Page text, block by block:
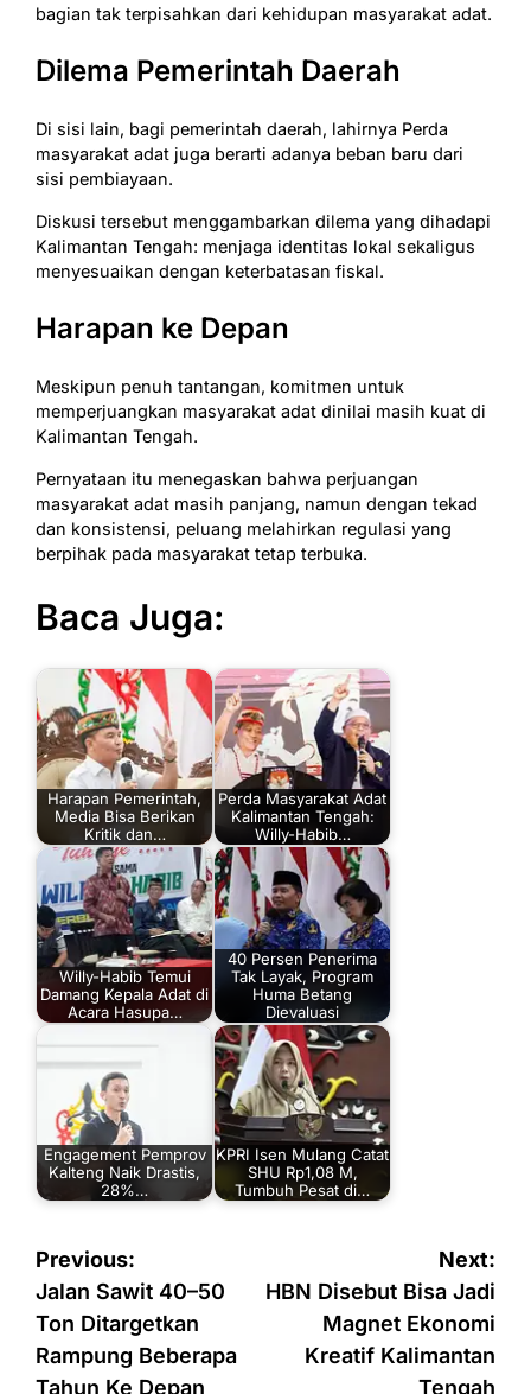
bagian tak terpisahkan dari kehidupan masyarakat adat.
Dilema Pemerintah Daerah
Di sisi lain, bagi pemerintah daerah, lahirnya Perda
masyarakat adat juga berarti adanya beban baru dari
sisi pembiayaan.
Diskusi tersebut menggambarkan dilema yang dihadapi
Kalimantan Tengah: menjaga identitas lokal sekaligus
menyesuaikan dengan keterbatasan fiskal.
Harapan ke Depan
Meskipun penuh tantangan, komitmen untuk
memperjuangkan masyarakat adat dinilai masih kuat di
Kalimantan Tengah.
Pernyataan itu menegaskan bahwa perjuangan
masyarakat adat masih panjang, namun dengan tekad
dan konsistensi, peluang melahirkan regulasi yang
berpihak pada masyarakat tetap terbuka.
Baca Juga:
Harapan Pemerintah,
Media Bisa Berikan
Kritik dan…
Perda Masyarakat Adat
Kalimantan Tengah:
Willy-Habib…
Willy-Habib Temui
Damang Kepala Adat di
Acara Hasupa…
40 Persen Penerima
Tak Layak, Program
Huma Betang
Dievaluasi
Engagement Pemprov
Kalteng Naik Drastis,
28%…
KPRI Isen Mulang Catat
SHU Rp1,08 M,
Tumbuh Pesat di…
Navigasi
pos
Previous:
Jalan Sawit 40–50
Ton Ditargetkan
Rampung Beberapa
Tahun Ke Depan
Next:
HBN Disebut Bisa Jadi
Magnet Ekonomi
Kreatif Kalimantan
Tengah